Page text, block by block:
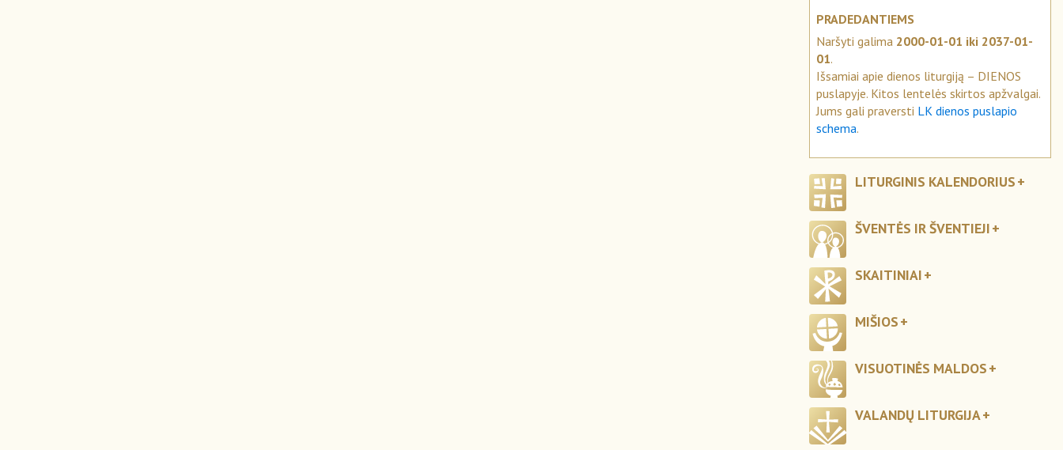
PRADEDANTIEMS
Naršyti galima 2000-01-01 iki 2037-01-
01.
Išsamiai apie dienos liturgiją – DIENOS
puslapyje. Kitos lentelės skirtos apžvalgai.
Jums gali praversti LK dienos puslapio
schema.
LITURGINIS KALENDORIUS
ŠVENTĖS IR ŠVENTIEJI
SKAITINIAI
MIŠIOS
VISUOTINĖS MALDOS
VALANDŲ LITURGIJA